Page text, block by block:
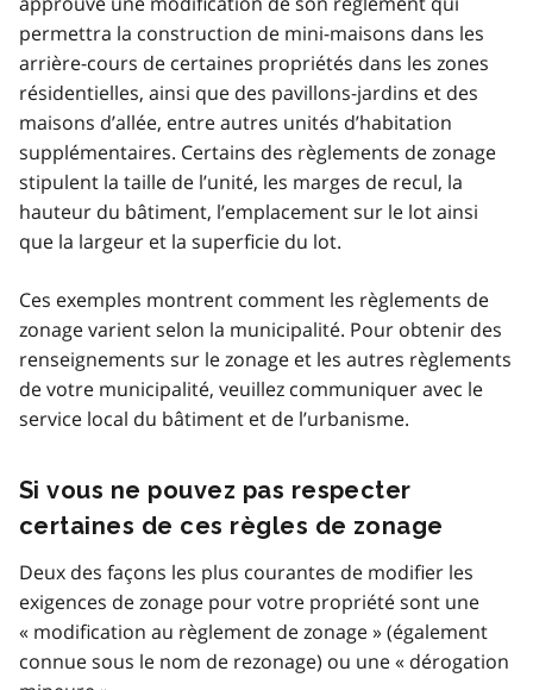
permettra la construction de mini-maisons dans les
arrière-cours de certaines propriétés dans les zones
résidentielles, ainsi que des pavillons-jardins et des
maisons d’allée, entre autres unités d’habitation
supplémentaires. Certains des règlements de zonage
stipulent la taille de l’unité, les marges de recul, la
hauteur du bâtiment, l’emplacement sur le lot ainsi
que la largeur et la superficie du lot.
Ces exemples montrent comment les règlements de
zonage varient selon la municipalité. Pour obtenir des
renseignements sur le zonage et les autres règlements
de votre municipalité, veuillez communiquer avec le
service local du bâtiment et de l’urbanisme.
Si vous ne pouvez pas respecter
certaines de ces règles de zonage
Deux des façons les plus courantes de modifier les
exigences de zonage pour votre propriété sont une
« modification au règlement de zonage » (également
connue sous le nom de rezonage) ou une « dérogation